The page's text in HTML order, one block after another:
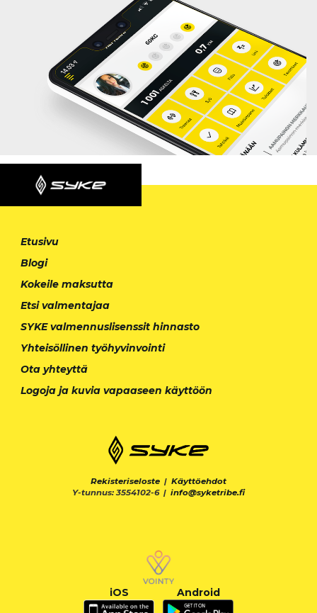
Etusivu
Blogi
Kokeile maksutta
Etsi valmentajaa
SYKE valmennuslisenssit hinnasto
Yhteisöllinen työhyvinvointi
Ota yhteyttä
Logoja ja kuvia vapaaseen käyttöön
Rekisteriseloste | Käyttöehdot
Y-tunnus: 3554102-6 | info@syketribe.fi
iOS Android